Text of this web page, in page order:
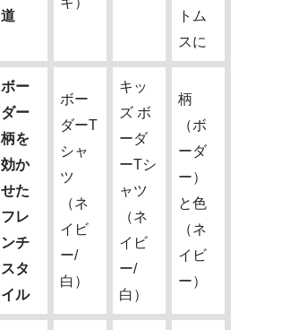
道
トム
スに
ボー
ダー
柄を
効か
せた
フレ
ンチ
スタ
イル
ボー
ダーT
シャ
ツ
（ネ
イビ
ー/
白）
キッ
ズ ボ
ーダ
ーTシ
ャツ
（ネ
イビ
ー/
白）
柄
（ボ
ーダ
ー）
と色
（ネ
イビ
ー）